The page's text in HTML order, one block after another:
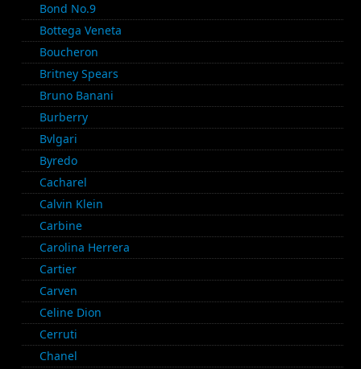
Bond No.9
Bottega Veneta
Boucheron
Britney Spears
Bruno Banani
Burberry
Bvlgari
Byredo
Cacharel
Calvin Klein
Carbine
Carolina Herrera
Cartier
Carven
Celine Dion
Cerruti
Chanel